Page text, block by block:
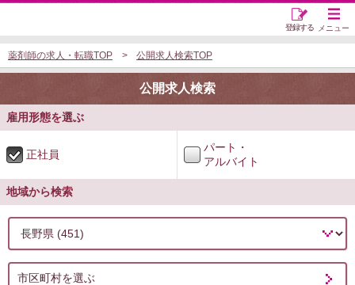
メニュー
登録する
薬剤師の求人・転職TOP 公開求人検索TOP
公開求人検索
雇用形態を選ぶ
正社員
パート・
アルバイト
地域から検索
市区町村を選ぶ